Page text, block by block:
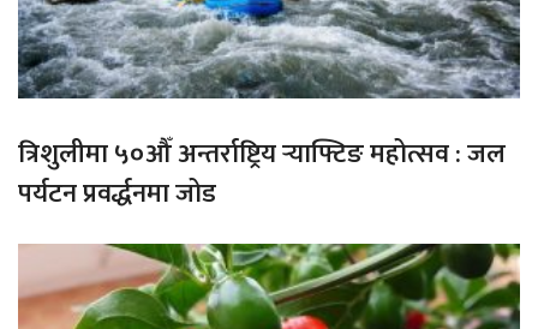
त्रिशुलीमा ५०औँ अन्तर्राष्ट्रिय र्‍याफ्टिङ महोत्सव : जल
पर्यटन प्रवर्द्धनमा जोड